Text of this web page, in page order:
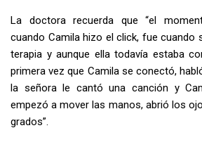
La doctora recuerda que “el
cuando Camila hizo el click, fue cuando
terapia y aunque ella todavía estaba
primera vez que Camila se conectó,
la señora le cantó una canción y
empezó a mover las manos, abrió los
grados”.